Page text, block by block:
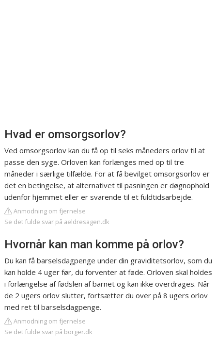
Hvad er omsorgsorlov?
Ved omsorgsorlov kan du få op til seks måneders orlov til at
passe den syge. Orloven kan forlænges med op til tre
måneder i særlige tilfælde. For at få bevilget omsorgsorlov er
det en betingelse, at alternativet til pasningen er døgnophold
udenfor hjemmet eller er svarende til et fuldtidsarbejde.
Anmodning om fjernelse
Se det fulde svar på aeldresagen.dk
Hvornår kan man komme på orlov?
Du kan få barselsdagpenge under din graviditetsorlov, som du
kan holde 4 uger før, du forventer at føde. Orloven skal holdes
i forlængelse af fødslen af barnet og kan ikke overdrages. Når
de 2 ugers orlov slutter, fortsætter du over på 8 ugers orlov
med ret til barselsdagpenge.
Anmodning om fjernelse
Se det fulde svar på borger.dk